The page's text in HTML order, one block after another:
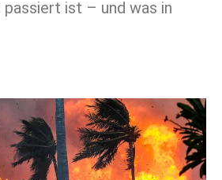
passiert ist – und was in